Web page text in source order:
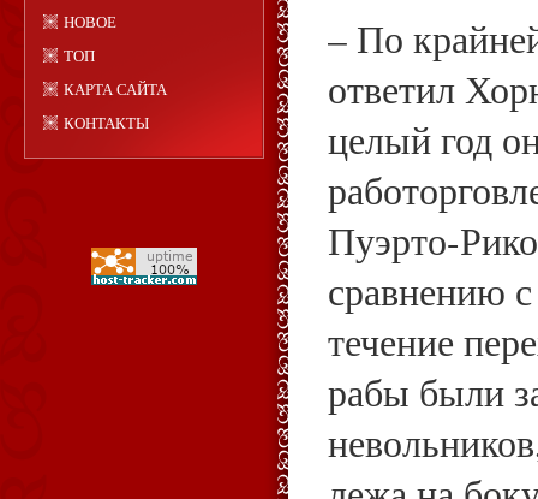
НОВОЕ
ТОП
КАРТА САЙТА
КОНТАКТЫ
– По
ответил
целый год
Пуэрто-
сравнению
течение
рабы были